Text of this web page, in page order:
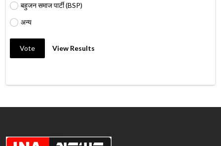
बहुजन समाज पार्टी (BSP)
अन्य
Vote View Results